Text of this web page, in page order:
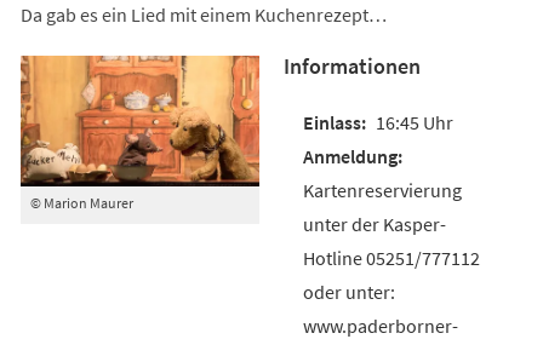
Da gab es ein Lied mit einem Kuchenrezept…
© Marion Maurer
Informationen
16:45 Uhr
Kartenreservierung
unter der Kasper-
Hotline 05251/777112
oder unter:
www.paderborner-